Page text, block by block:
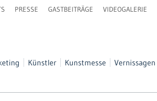
Künstler Kunstmesse Vernissagen
PRESSE GASTBEITRÄGE VIDEOGALERIE